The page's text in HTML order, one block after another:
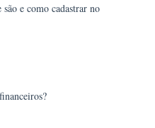
e como cadastrar no